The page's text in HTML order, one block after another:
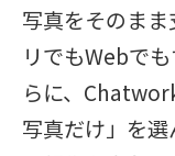
写真をそのま
リでもWebで
らに、
写真だけ」を